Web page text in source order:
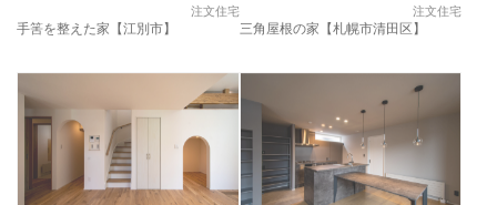
注文住宅
手筈を整えた家【江別市】
注文住宅
三角屋根の家【札幌市清田区】